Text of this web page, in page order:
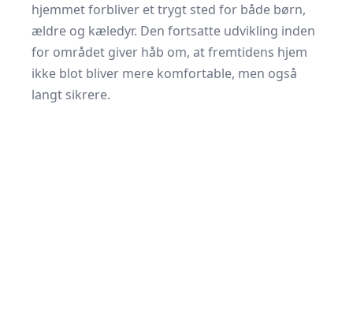
hjemmet forbliver et trygt sted for både børn,
ældre og kæledyr. Den fortsatte udvikling inden
for området giver håb om, at fremtidens hjem
ikke blot bliver mere komfortable, men også
langt sikrere.